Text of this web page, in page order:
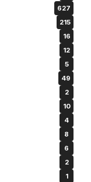
627
215
16
12
5
49
2
10
4
8
6
2
1